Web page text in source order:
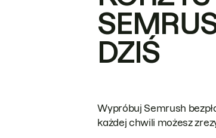
DZIŚ
Wypróbuj Semrush
każdej chwili możesz